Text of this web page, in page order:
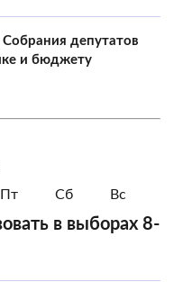
депутатов
и бюджету
Пт Сб Вс
в выборах 8-